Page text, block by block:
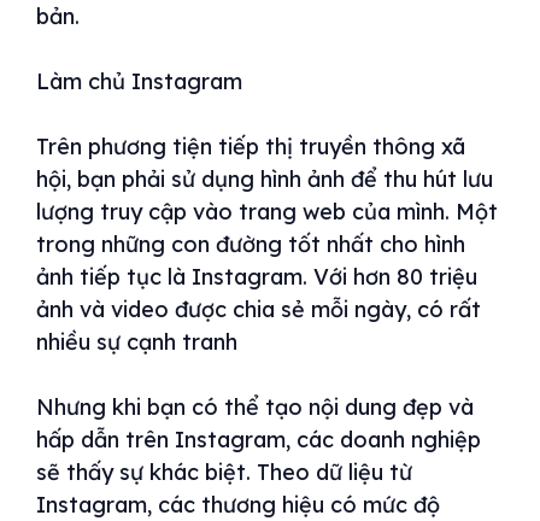
bản.
Làm chủ Instagram
Trên phương tiện tiếp thị truyền thông xã
hội, bạn phải sử dụng hình ảnh để thu hút lưu
lượng truy cập vào trang web của mình. Một
trong những con đường tốt nhất cho hình
ảnh tiếp tục là Instagram. Với hơn 80 triệu
ảnh và video được chia sẻ mỗi ngày, có rất
nhiều sự cạnh tranh
Nhưng khi bạn có thể tạo nội dung đẹp và
hấp dẫn trên Instagram, các doanh nghiệp
sẽ thấy sự khác biệt. Theo dữ liệu từ
Instagram, các thương hiệu có mức độ